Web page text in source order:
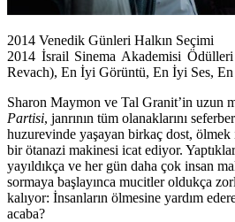
2014 Venedik Günleri Halkın Seçimi
2014 İsrail Sinema Akademisi
Revach), En İyi Görüntü, En İyi Ses,
Sharon Maymon ve Tal Granit’in uzun
Partisi, janrının tüm olanaklarını
huzurevinde yaşayan birkaç dost, ölmek
bir ötanazi makinesi icat ediyor.
yayıldıkça ve her gün daha çok insan
sormaya başlayınca mucitler oldukça
kalıyor: İnsanların ölmesine yardım
acaba?